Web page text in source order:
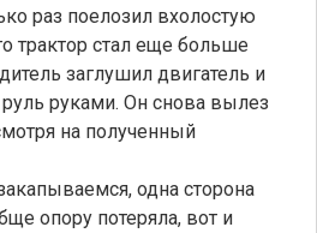
раз поелозил вхолостую
трактор стал еще больше
заглушил двигатель и
руками. Он снова вылез
на полученный
одна сторона
опору потеряла, вот и